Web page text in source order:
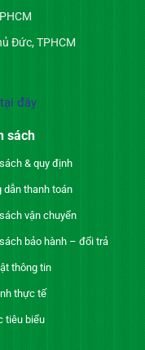
Đức, TPHCM
tại đây
sách
& quy định
dẫn thanh toán
vận chuyển
bảo hành – đổi trả
thông tin
thực tế
tiêu biểu